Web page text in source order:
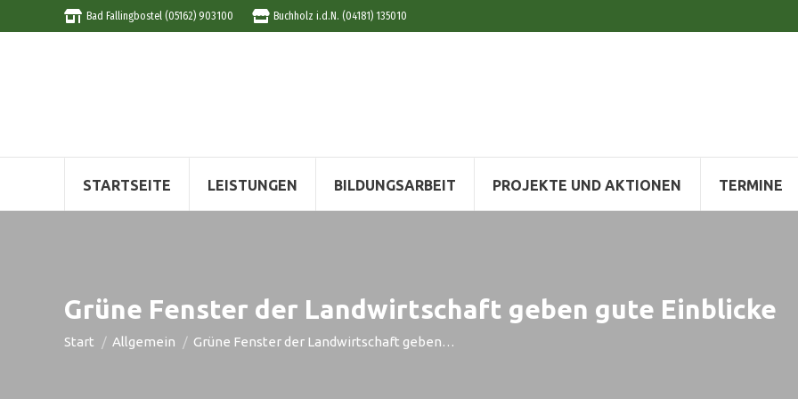
Bad Fallingbostel (05162) 903100 Buchholz i.d.N. (04181) 135010
STARTSEITE LEISTUNGEN BILDUNGSARBEIT PROJEKTE UND AKTIONEN TERMINE
Grüne Fenster der Landwirtschaft geben gute Einblicke
Sie befinden sich hier:
Start Allgemein Grüne Fenster der Landwirtschaft geben…